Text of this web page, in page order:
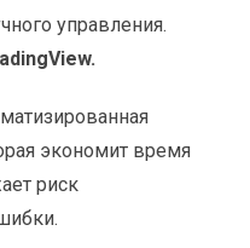
управления.
экономит время
риск